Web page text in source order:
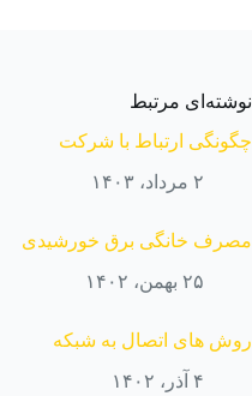
نوشته‌ای مرتبط
چگونگی ارتباط با شرکت
۲ مرداد، ۱۴۰۳
مصرف خانگی برق خورشیدی
۲۵ بهمن، ۱۴۰۲
روش های اتصال به شبکه
۴ آذر، ۱۴۰۲